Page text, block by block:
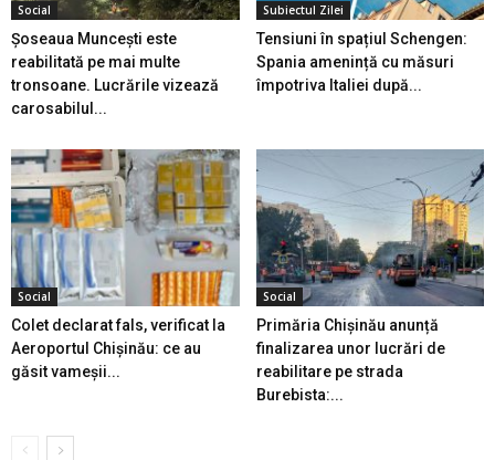
Social
Șoseaua Muncești este
reabilitată pe mai multe
tronsoane. Lucrările vizează
carosabilul...
Subiectul Zilei
Tensiuni în spațiul Schengen:
Spania amenință cu măsuri
împotriva Italiei după...
Social
Colet declarat fals, verificat la
Aeroportul Chișinău: ce au
găsit vameșii...
Social
Primăria Chișinău anunță
finalizarea unor lucrări de
reabilitare pe strada
Burebista:...